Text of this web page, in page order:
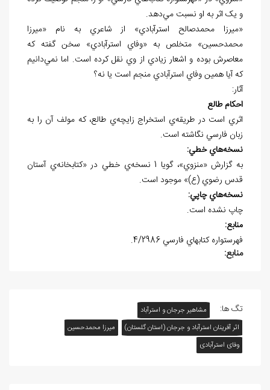
و يک اثر به او نسبت مي‌دهد.
«ميرزا محمدصالح استرآبادي» از شاعري به نام «ميرزا
محمدحسين» متخلص به «وفاي استرآبادي» سخن گفته که
معاصرش بوده و اشعار زيادي از وي نقل کرده است. اما نمي‌دانيم
که آيا همين وفاي استرآبادي منجم است يا نه؟
آثار:
احکام طالع
اثري است در طريقه‌ي استخراج زايچه‌ي طالع، که مولف آن را به
زبان فارسي نگاشته است.
نسخههاي خطي:
به گزارش «منزوي»، گويا 1 نسخه‌ي خطي در «کتابخانه‌ي آستان
قدس رضوي (ع)» موجود است.
نسخههاي چاپي:
چاپ نشده است.
منابع:
فهرستواره کتابهاي فارسي 4/2986.
منابع:
تگ ها:
مشاهیر جرجان و استرآباد
اثر آفرينان استرآباد و جرجان (استان گلستان)
ميرزا محمدحسين
وفای استرآبادی